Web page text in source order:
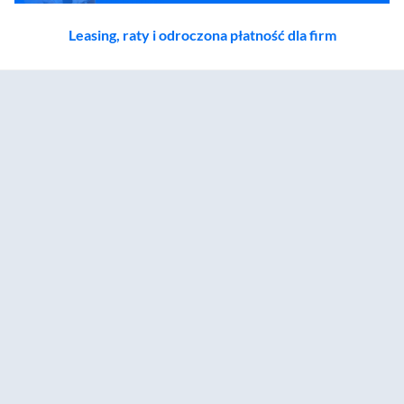
Leasing, raty i odroczona płatność dla firm